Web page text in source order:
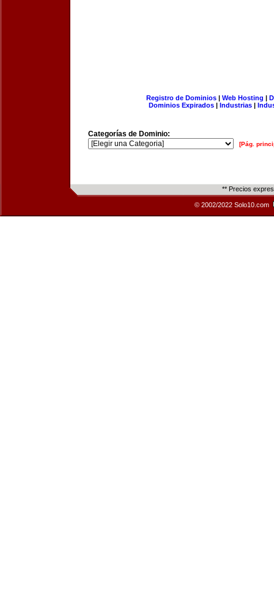
Registro de Dominios| Web Hosting |
Dominios Expirados | Industrias |
Categorías de Dominio:
[Pág.
** Precios
© 2002/2022 Solo10.com